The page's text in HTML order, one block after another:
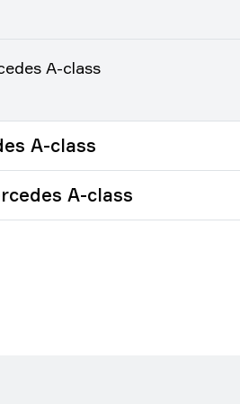
A-class
A-class
A-class